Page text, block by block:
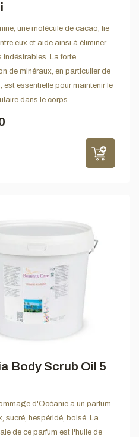
une molécule de cacao, lie
eux et aide ainsi à éliminer
indésirables. La forte
de minéraux, en particulier de
est essentielle pour maintenir le
dans le corps.
Body Scrub Oil 5
d'Océanie a un parfum
sucré, hespéridé, boisé. La
de ce parfum est l'huile de